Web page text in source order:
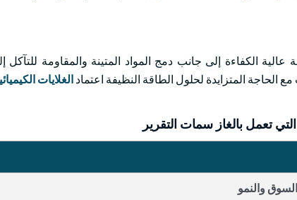
عالية الكفاءة إلى جانب دمج المواد المتينة والمقاومة
الحاجة المتزايدة لحلول الطاقة النظيفة اعتمادالغلايات
تعمل بالغاز سمات التقرير
والنمو